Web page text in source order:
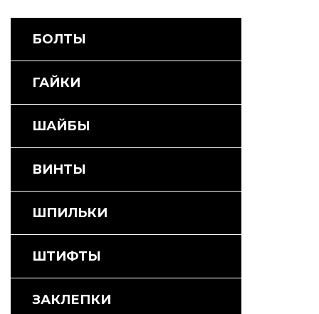
БОЛТЫ
ГАЙКИ
ШАЙБЫ
ВИНТЫ
ШПИЛЬКИ
ШТИФТЫ
ЗАКЛЕПКИ